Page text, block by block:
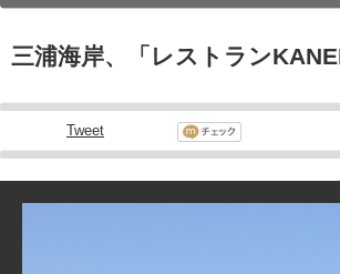
三浦海岸、「レストラン
Tweet